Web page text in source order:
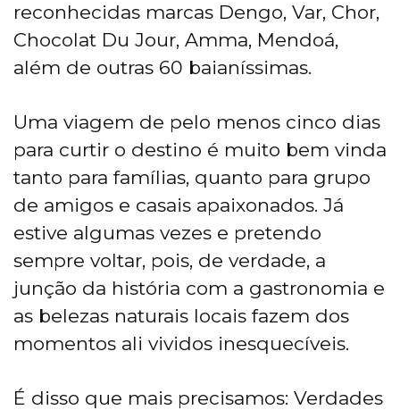
reconhecidas marcas Dengo, Var, Chor,
Chocolat Du Jour, Amma, Mendoá,
além de outras 60 baianíssimas.
Uma viagem de pelo menos cinco dias
para curtir o destino é muito bem vinda
tanto para famílias, quanto para grupo
de amigos e casais apaixonados. Já
estive algumas vezes e pretendo
sempre voltar, pois, de verdade, a
junção da história com a gastronomia e
as belezas naturais locais fazem dos
momentos ali vividos inesquecíveis.
É disso que mais precisamos: Verdades